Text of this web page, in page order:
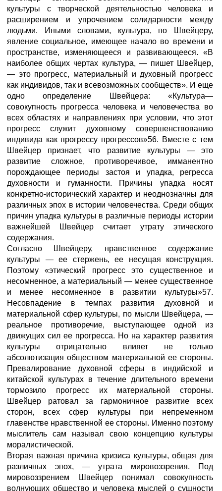
культуры с творческой деятельностью человека и
расширением и упрочением солидарности между
людьми. Иными словами, культура, по Швейцеру,
явление социальное, имеющее начало во времени и
пространстве, изменяющееся и развивающееся. «В
наиболее общих чертах культура, — пишет Швейцер,
— это прогресс, материальный и духовный прогресс
как индивидов, так и всевозможных сообществ». И еще
одно определение Швейцера: «Культура—
совокупность прогресса человека и человечества во
всех областях и направлениях при условии, что этот
прогресс служит духовному совершенствованию
индивида как прогрессу прогрессов»56. Вместе с тем
Швейцер признает, что развитие культуры — это
развитие сложное, противоречивое, имманентно
порождающее периоды застоя и упадка, регресса
духовности и гуманности. Причины упадка носят
конкретно-исторический характер и неоднозначны для
различных эпох в истории человечества. Среди общих
причин упадка культуры в различные периоды истории
важнейшей Швейцер считает утрату этического
содержания.
Согласно Швейцеру, нравственное содержание
культуры — ее стержень, ее несущая конструкция.
Поэтому «этический прогресс это существенное и
несомненное, а материальный — менее существенное
и менее несомненное в развитии культуры»57.
Несовпадение в темпах развития духовной и
материальной сфер культуры, по мысли Швейцера, —
реальное противоречие, выступающее одной из
движущих сил ее прогресса. Но на характер развития
культуры отрицательно влияет не только
абсолютизация обществом материальной ее стороны.
Превалирование духовной сферы в индийской и
китайской культурах в течение длительного времени
тормозило прогресс их материальной стороны.
Швейцер ратовал за гармоничное развитие всех
сторон, всех сфер культуры при непременном
главенстве нравственной ее стороны. Именно поэтому
мыслитель сам называл свою концепцию культуры
моралистической.
Вторая важная причина кризиса культуры, общая для
различных эпох, — утрата мировоззрения. Под
мировоззрением Швейцер понимал совокупность
волнующих общество и человека мыслей о сущности